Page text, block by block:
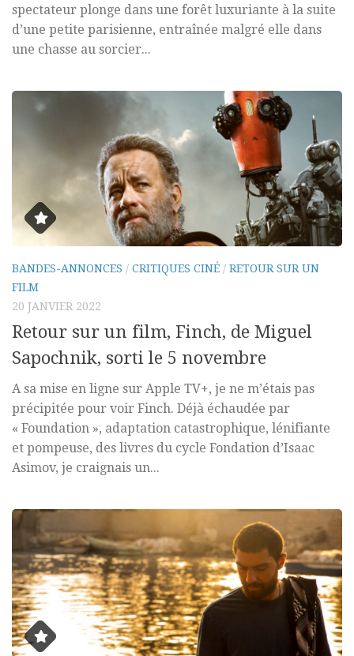
spectateur plonge dans une forêt luxuriante à la suite
d’une petite parisienne, entraînée malgré elle dans
une chasse au sorcier...
BANDES-ANNONCES / CRITIQUES CINÉ / RETOUR SUR UN
FILM
20 JANVIER 2022
Retour sur un film, Finch, de Miguel
Sapochnik, sorti le 5 novembre
A sa mise en ligne sur Apple TV+, je ne m’étais pas
précipitée pour voir Finch. Déjà échaudée par
« Foundation », adaptation catastrophique, lénifiante
et pompeuse, des livres du cycle Fondation d’Isaac
Asimov, je craignais un...